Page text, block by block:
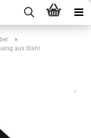
»
aus Stahl
,